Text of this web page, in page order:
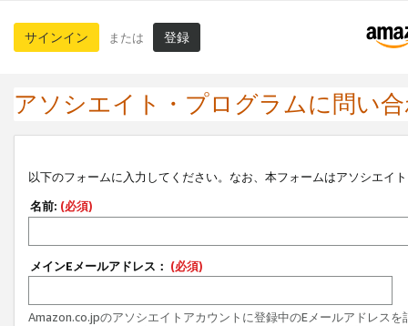
サインイン または 登録
アソシエイト・プログラムに問い
以下のフォームに入力してください。なお、本フォームはアソシエイ
名前: (必須)
メインEメールアドレス： (必須)
Amazon.co.jpのアソシエイトアカウントに登録中のEメールアドレスを